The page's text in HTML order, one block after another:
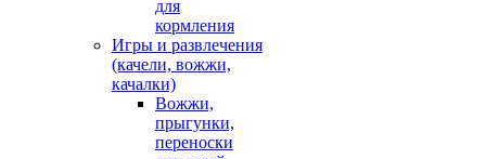
для
кормления
Игры и развлечения
(качели, вожжи,
качалки)
Вожжи,
прыгунки,
переноски